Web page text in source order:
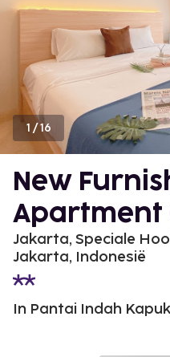
1 /16
New
Apartment
Jakarta, Speciale
Jakarta, Indonesië
In Pantai Indah